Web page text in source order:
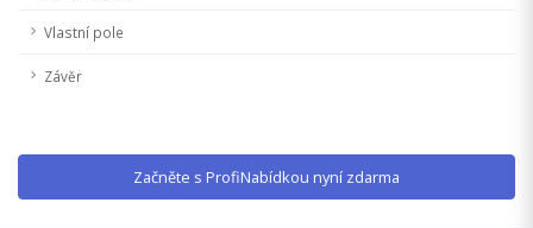
Vlastní pole
Závěr
Začněte s ProfiNabídkou nyní zdarma